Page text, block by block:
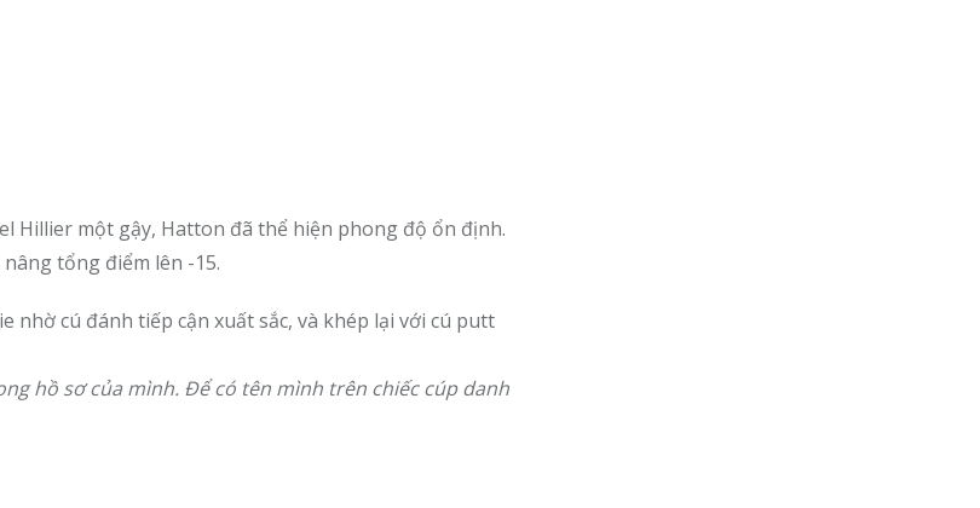
Hillier một gậy, Hatton đã thể hiện phong độ ổn định.
tổng điểm lên -15.
cú đánh tiếp cận xuất sắc, và khép lại với cú putt
hồ sơ của mình. Để có tên mình trên chiếc cúp danh